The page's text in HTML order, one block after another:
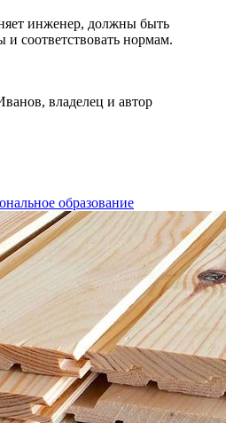
инженер, должны быть
соответствовать нормам.
владелец и автор
образование